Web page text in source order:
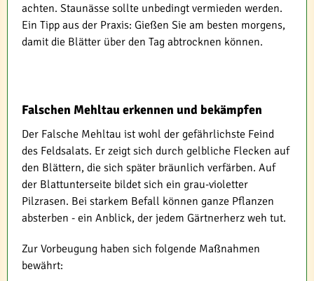
achten. Staunässe sollte unbedingt vermieden werden.
Ein Tipp aus der Praxis: Gießen Sie am besten morgens,
damit die Blätter über den Tag abtrocknen können.
Falschen Mehltau erkennen und bekämpfen
Der Falsche Mehltau ist wohl der gefährlichste Feind
des Feldsalats. Er zeigt sich durch gelbliche Flecken auf
den Blättern, die sich später bräunlich verfärben. Auf
der Blattunterseite bildet sich ein grau-violetter
Pilzrasen. Bei starkem Befall können ganze Pflanzen
absterben - ein Anblick, der jedem Gärtnerherz weh tut.
Zur Vorbeugung haben sich folgende Maßnahmen
bewährt: